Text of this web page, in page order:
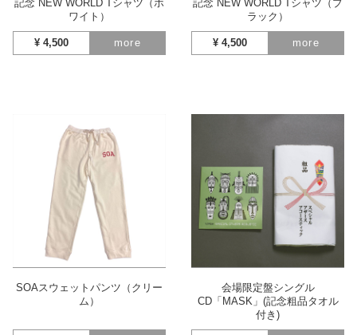
記念 NEW WORLD Tシャツ（ホ
ワイト）
¥ 4,500 more
記念 NEW WORLD Tシャツ（ブ
ラック）
¥ 4,500 more
SOAスウェットパンツ（クリー
ム）
会場限定盤シングル
CD「MASK」(記念粗品タオル
付き)